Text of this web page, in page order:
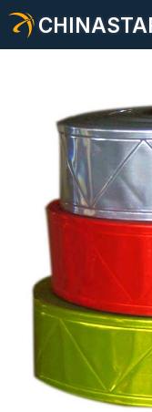
Material/cinta
Tela reflectante
Ropa de
Material que
Revestimiento
Acerca de
Nuevo producto